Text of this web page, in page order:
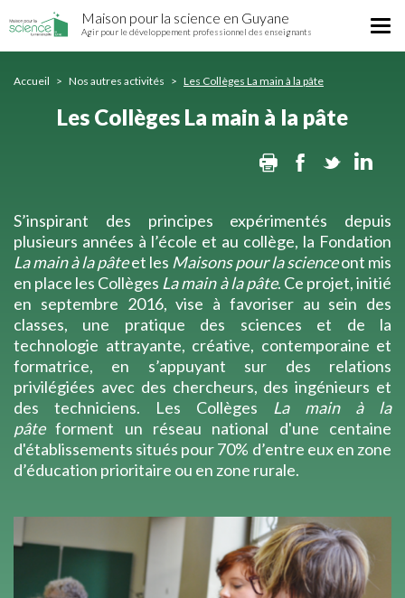
Collèges
au
Maison pour la science en Guyane
Agir pour le développement professionnel des enseignants
Accueil Nos autres activités Les Collèges La main à la pâte
Les Collèges La main à la pâte
Print Facebook
Twitter
S’inspirant des principes expérimentés depuis
plusieurs années à l’école et au collège, la Fondation
La main à la pâteet les Maisons pour la scienceont mis
en place les Collèges La main à la pâte. Ce projet, initié
en septembre 2016, vise à favoriser au sein des
classes, une pratique des sciences et de la
technologie attrayante, créative, contemporaine et
formatrice, en s’appuyant sur des relations
privilégiées avec des chercheurs, des ingénieurs et
des techniciens. Les Collèges La main à la
pâteforment un réseau national d'une centaine
d'établissements situés pour 70% d’entre eux en zone
d’éducation prioritaire ou en zone rurale.